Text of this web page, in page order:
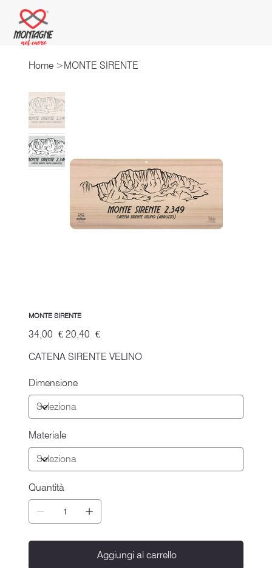
Home >MONTE SIRENTE
MONTE SIRENTE
Prezzo
originale
34,00 € Prezzo
scontato
20,40 €
CATENA SIRENTE VELINO
Dimensione
Materiale
Quantità
Aggiungi al carrello